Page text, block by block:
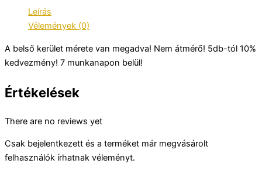
Leírás
Vélemények (0)
A belső kerület mérete van megadva! Nem átmérő! 5db-tól 10%
kedvezmény! 7 munkanapon belül!
Értékelések
There are no reviews yet
Csak bejelentkezett és a terméket már megvásárolt
felhasználók írhatnak véleményt.